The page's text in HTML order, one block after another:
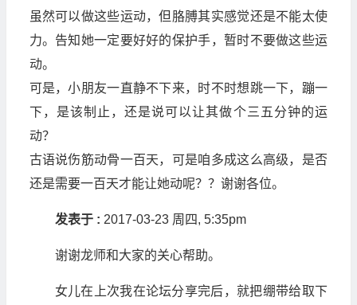
虽然可以做这些运动，但胳膊其实感觉还是不能太使
力。告知她一定要好好的保护手，暂时不要做这些运
动。
可是，小朋友一直静不下来，时不时想跳一下，蹦一
下，是该制止，还是说可以让其做个三五分钟的运
动？
古语说伤筋动骨一百天，可是咱多成这么高级，是否
还是需要一百天才能让她动呢？？谢谢各位。
发表于 : 2017-03-23 周四, 5:35pm
谢谢龙师和大家的关心帮助。
女儿在上次我在论坛分享完后，就把绷带给取下